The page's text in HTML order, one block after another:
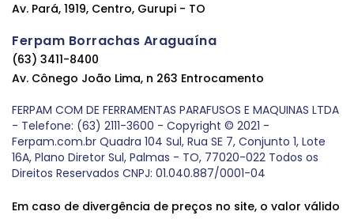
Av. Pará, 1919, Centro, Gurupi - TO
Ferpam Borrachas Araguaína
(63) 3411-8400
Av. Cônego João Lima, n 263 Entrocamento
FERPAM COM DE FERRAMENTAS PARAFUSOS E MAQUINAS LTDA
- Telefone: (63) 2111-3600 - Copyright © 2021 -
Ferpam.com.br Quadra 104 Sul, Rua SE 7, Conjunto 1, Lote
16A, Plano Diretor Sul, Palmas - TO, 77020-022 Todos os
Direitos Reservados CNPJ: 01.040.887/0001-04
Em caso de divergência de preços no site, o valor válido